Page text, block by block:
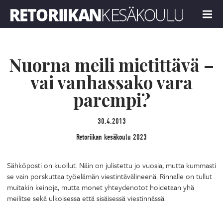
MENU
Nuorna meili mietittävä –
vai vanhassako vara
parempi?
30.4.2013
Retoriikan kesäkoulu 2023
Sähköposti on kuollut. Näin on julistettu jo vuosia, mutta kummasti
se vain porskuttaa työelämän viestintävälineenä. Rinnalle on tullut
muitakin keinoja, mutta monet yhteydenotot hoidetaan yhä
meilitse sekä ulkoisessa että sisäisessä viestinnässä.